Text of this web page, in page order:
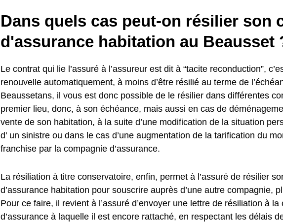
Dans quels cas peut-on résilier son
d'assurance habitation au Beausset
Le contrat qui lie l’assuré à l’assureur est dit à “tacite reconduction”,
renouvelle automatiquement, à moins d’être résilié au terme de
Beaussetans, il vous est donc possible de le résilier dans différentes
premier lieu, donc, à son échéance, mais aussi en cas de
vente de son habitation, à la suite d’une modification de la situation
d’ un sinistre ou dans le cas d’une augmentation de la tarification du
franchise par la compagnie d’assurance.
La résiliation à titre conservatoire, enfin, permet à l’assuré de résilier
d’assurance habitation pour souscrire auprès d’une autre compagnie,
Pour ce faire, il revient à l’assuré d’envoyer une lettre de résiliation à la
d’assurance à laquelle il est encore rattaché, en respectant les délais